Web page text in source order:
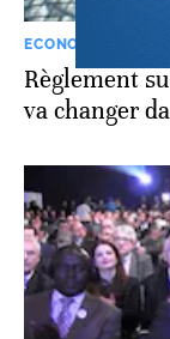
ECONOMIE
Règlement
va changer